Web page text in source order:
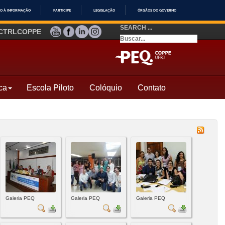
À INFORMAÇÃO PARTICIPE LEGISLAÇÃO ÓRGÃOS DO GOVERNO
YOUTUBE
FACEBOOK
LINKEDIN
INSTAGRAMSEARCH ...
Escola Piloto Colóquio Contato
Galeria PEQ Galeria PEQ Galeria PEQ